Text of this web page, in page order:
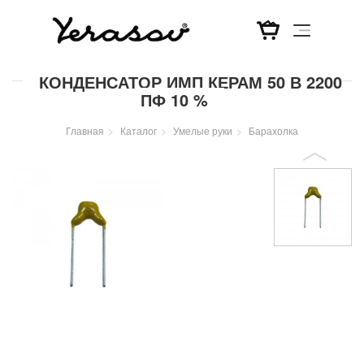
КОНДЕНСАТОР ИМП КЕРАМ 50 В 2200
ПФ 10 %
Главная Каталог Умелые руки Барахолка